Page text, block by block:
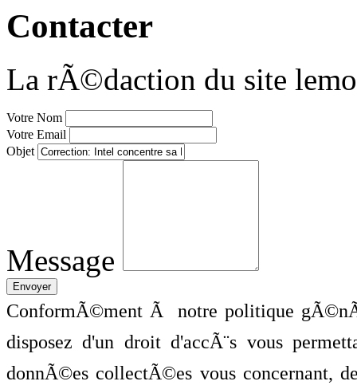
Contacter
La rÃ©daction du site
Votre Nom
Votre Email
Objet
Message
ConformÃ©ment Ã notre politique
disposez d'un droit d'accÃ¨s vous
donnÃ©es collectÃ©es vous concernant,